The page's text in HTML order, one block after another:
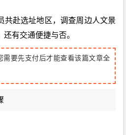
赴选址地区，调查周边人文景
有交通便捷与否。
需要先支付后才能查看该篇文章全